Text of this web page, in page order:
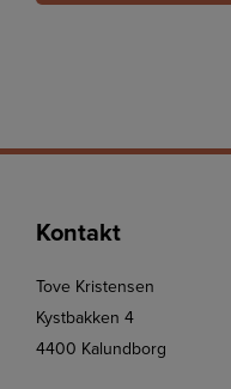
Kontakt
Tove Kristensen
Kystbakken 4
4400 Kalundborg